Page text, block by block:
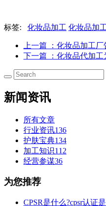
标签: 化妆品加工 化妆品加
上一篇
：化妆品加工
下一篇
：化妆品代加
新闻资讯
所有文章
行业资讯136
护肤宝典134
加工知识112
经营参谋36
为您推荐
CPSR是什么?cpsr认证